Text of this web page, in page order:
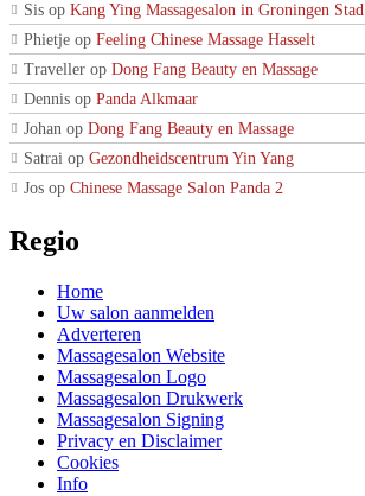
Sis op Kang Ying Massagesalon in Groningen Stad
Phietje op Feeling Chinese Massage Hasselt
Traveller op Dong Fang Beauty en Massage
Dennis op Panda Alkmaar
Johan op Dong Fang Beauty en Massage
Satrai op Gezondheidscentrum Yin Yang
Jos op Chinese Massage Salon Panda 2
Regio
Home
Uw salon aanmelden
Adverteren
Massagesalon Website
Massagesalon Logo
Massagesalon Drukwerk
Massagesalon Signing
Privacy en Disclaimer
Cookies
Info